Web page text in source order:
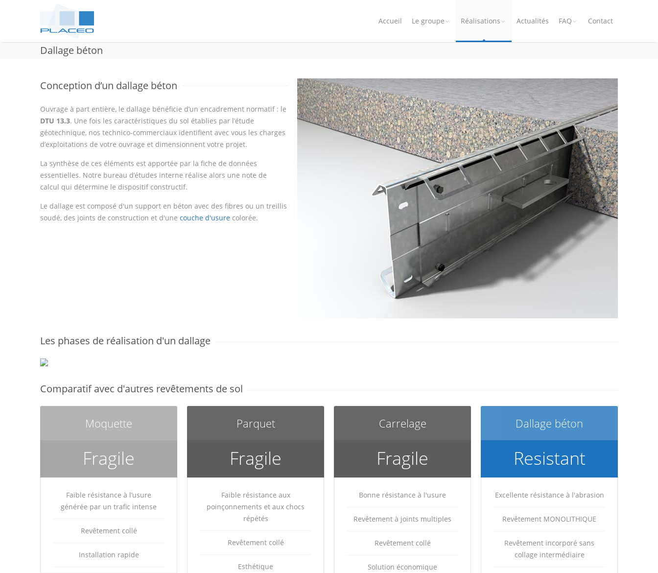
Accueil Le groupe Réalisations Actualités FAQ Contact
Dallage béton
Conception d’un dallage béton
Ouvrage à part entière, le dallage bénéficie d’un encadrement normatif : le
DTU 13.3. Une fois les caractéristiques du sol établies par l’étude
géotechnique, nos technico-commerciaux identifient avec vous les charges
d’exploitations de votre ouvrage et dimensionnent votre projet.
La synthèse de ces éléments est apportée par la fiche de données
essentielles. Notre bureau d’études interne réalise alors une note de
calcul qui détermine le dispositif constructif.
Le dallage est composé d'un support en béton avec des fibres ou un treillis
soudé, des joints de construction et d'une couche d'usure colorée.
Les phases de réalisation d'un dallage
Comparatif avec d'autres revêtements de sol
Moquette
Fragile
Faible résistance à l’usure
générée par un trafic intense
Revêtement collé
Installation rapide
Parquet
Fragile
Faible résistance aux
poinçonnements et aux chocs
répétés
Revêtement collé
Esthétique
Carrelage
Fragile
Bonne résistance à l'usure
Revêtement à joints multiples
Revêtement collé
Solution économique
Dallage béton
Resistant
Excellente résistance à l'abrasion
Revêtement MONOLITHIQUE
Revêtement incorporé sans
collage intermédiaire